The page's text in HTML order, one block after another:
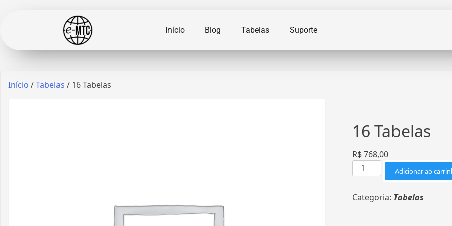
Início Blog Tabelas Suporte
Início /Tabelas / 16 Tabelas
16 Tabelas
R$768,00
Adicionar ao
Categoria: Tabelas